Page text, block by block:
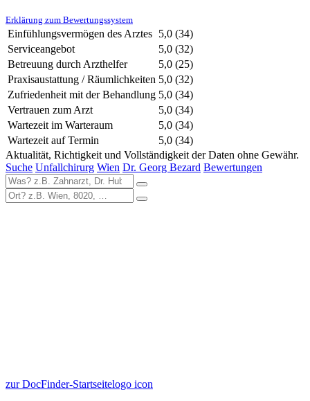
Erklärung zum Bewertungssystem
Einfühlungsvermögen des Arztes 5,0 (34)
Serviceangebot
5,0 (32)
Betreuung durch Arzthelfer
5,0 (25)
Praxisaustattung / Räumlichkeiten 5,0 (32)
Zufriedenheit mit der Behandlung 5,0 (34)
Vertrauen zum Arzt
5,0 (34)
Wartezeit im Warteraum
5,0 (34)
Wartezeit auf Termin
5,0 (34)
Aktualität, Richtigkeit und Vollständigkeit der Daten ohne Gewähr.
Suche Unfallchirurg Wien Dr. Georg Bezard Bewertungen
zur DocFinder-Startseitelogo icon